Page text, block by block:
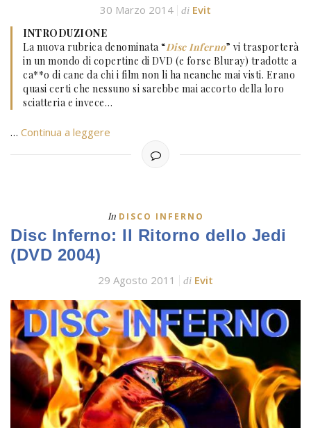
30 Marzo 2014 di Evit
INTRODUZIONE
La nuova rubrica denominata “Disc Inferno” vi trasporterà
in un mondo di copertine di DVD (e forse Bluray) tradotte a
ca**o di cane da chi i film non li ha neanche mai visti. Erano
quasi certi che nessuno si sarebbe mai accorto della loro
sciatteria e invece…
… Continua a leggere
In DISCO INFERNO
Disc Inferno: Il Ritorno dello Jedi
(DVD 2004)
29 Agosto 2011 di Evit